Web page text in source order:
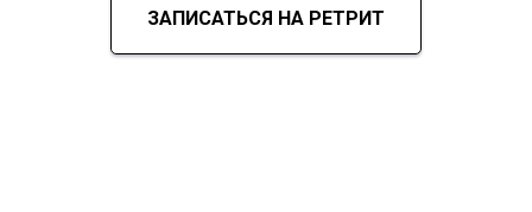
ЗАПИСАТЬСЯ НА РЕТРИТ